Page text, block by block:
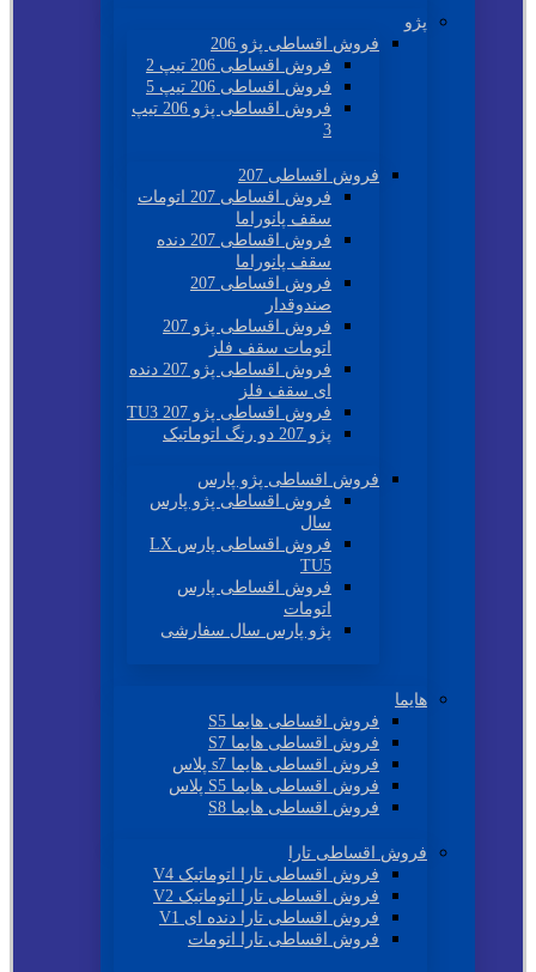
پژو
فروش اقساطی پژو 206
فروش اقساطی 206 تیپ 2
فروش اقساطی 206 تیپ 5
فروش اقساطی پژو 206 تیپ
3
فروش اقساطی 207
فروش اقساطی 207 اتومات
سقف پانوراما
فروش اقساطی 207 دنده
سقف پانوراما
فروش اقساطی 207
صندوقدار
فروش اقساطی پژو 207
اتومات سقف فلز
فروش اقساطی پژو 207 دنده
ای سقف فلز
فروش اقساطی پژو 207 TU3
پژو 207 دو رنگ اتوماتیک
فروش اقساطی پژو پارس
فروش اقساطی پژو پارس
سال
فروش اقساطی پارس LX
TU5
فروش اقساطی پارس
اتومات
پژو پارس سال سفارشی
هایما
فروش اقساطی هایما S5
فروش اقساطی هایما S7
فروش اقساطی هایما s7 پلاس
فروش اقساطی هایما S5 پلاس
فروش اقساطی هایما S8
فروش اقساطی تارا
فروش اقساطی تارا اتوماتیک V4
فروش اقساطی تارا اتوماتیک V2
فروش اقساطی تارا دنده ای V1
فروش اقساطی تارا اتومات